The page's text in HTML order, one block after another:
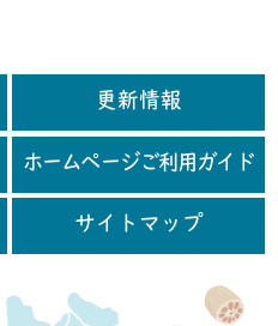
更新情報
ホームページご利用ガイド
サイトマップ